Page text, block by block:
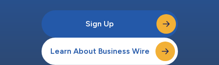
Sign Up
Learn About Business Wire